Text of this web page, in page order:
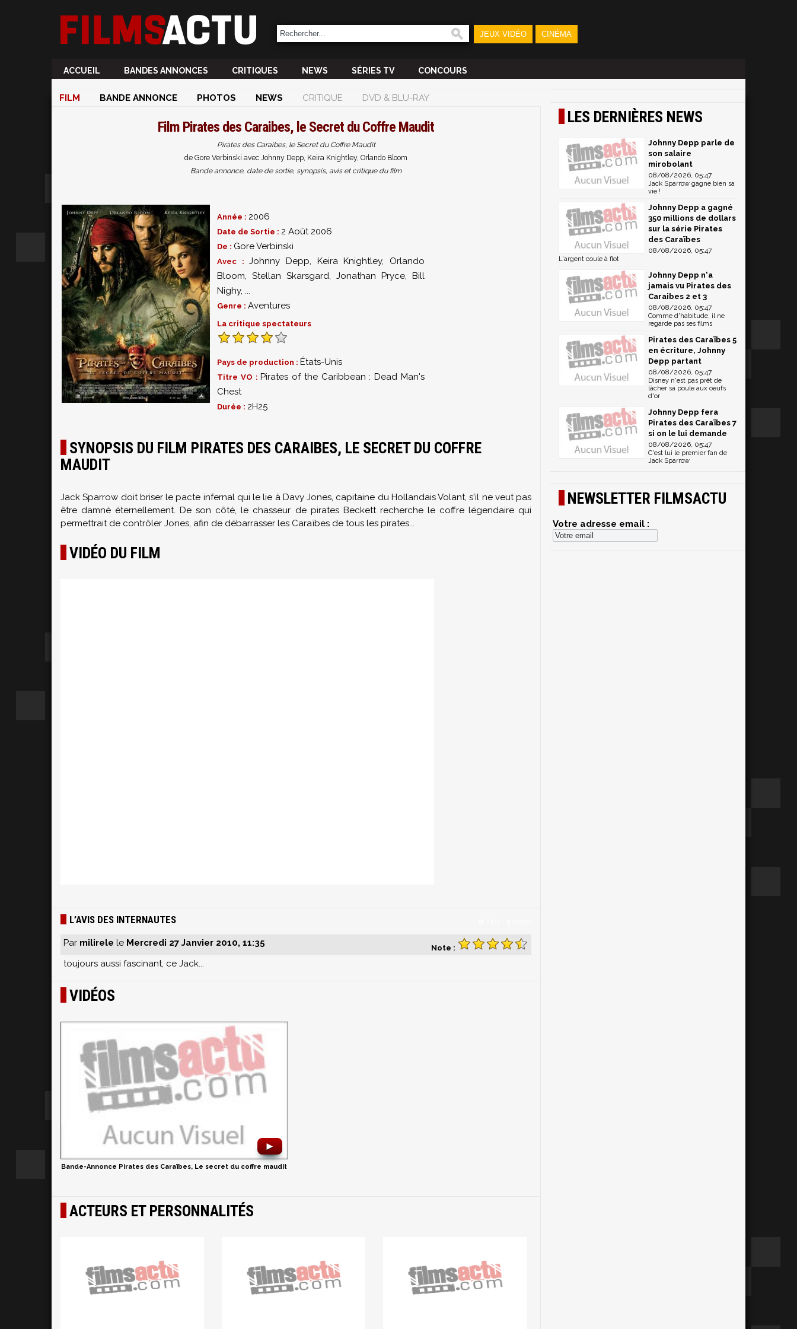
JEUX VIDÉO CINÉMA
ACCUEIL BANDES ANNONCES CRITIQUES NEWS SÉRIES TV CONCOURS
FILM BANDE ANNONCE PHOTOS NEWS CRITIQUE DVD & BLU-RAY
Film Pirates des Caraibes, le Secret du Coffre Maudit
Pirates des Caraibes, le Secret du Coffre Maudit
de Gore Verbinski avec Johnny Depp, Keira Knightley, Orlando Bloom
Bande annonce, date de sortie, synopsis, avis et critique du film
Année : 2006
Date de Sortie : 2 Août 2006
De : Gore Verbinski
Avec :Johnny Depp, Keira Knightley, Orlando
Bloom, Stellan Skarsgard, Jonathan Pryce, Bill
Nighy, ...
Genre : Aventures
La critique spectateurs
Pays de production : États-Unis
Titre VO : Pirates of the Caribbean : Dead Man's
Chest
Durée : 2H25
SYNOPSIS DU FILM PIRATES DES CARAIBES, LE SECRET DU COFFRE
MAUDIT
Jack Sparrow doit briser le pacte infernal qui le lie à Davy Jones, capitaine du Hollandais Volant, s'il ne veut pas
être damné éternellement. De son côté, le chasseur de pirates Beckett recherche le coffre légendaire qui
permettrait de contrôler Jones, afin de débarrasser les Caraïbes de tous les pirates...
VIDÉO DU FILM
L’AVIS DES INTERNAUTES
Note :
Par milirele le Mercredi 27 Janvier 2010, 11:35
toujours aussi fascinant, ce Jack...
VIDÉOS
►
Bande-Annonce Pirates des Caraïbes, Le secret du coffre maudit
ACTEURS ET PERSONNALITÉS
LES DERNIÈRES NEWS
Johnny Depp parle de
son salaire
mirobolant
08/08/2026, 05:47
Jack Sparrow gagne bien sa
vie !
Johnny Depp a gagné
350 millions de dollars
sur la série Pirates
des Caraïbes
08/08/2026, 05:47
L'argent coule à flot
Johnny Depp n'a
jamais vu Pirates des
Caraibes 2 et 3
08/08/2026, 05:47
Comme d'habitude, il ne
regarde pas ses films
Pirates des Caraïbes 5
en écriture, Johnny
Depp partant
08/08/2026, 05:47
Disney n'est pas prêt de
lâcher sa poule aux oeufs
d'or
Johnny Depp fera
Pirates des Caraïbes 7
si on le lui demande
08/08/2026, 05:47
C'est lui le premier fan de
Jack Sparrow
NEWSLETTER FILMSACTU
Votre adresse email :